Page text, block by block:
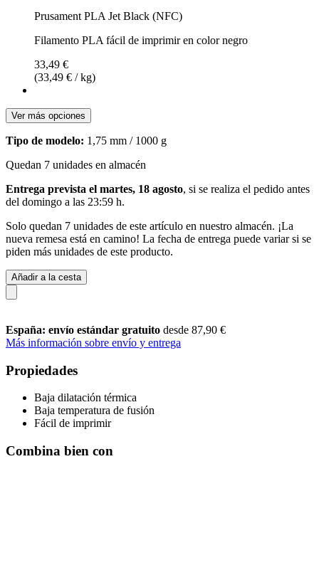
Prusament PLA Jet Black (NFC)
Filamento PLA fácil de imprimir en color negro
33,49 €
(33,49 € / kg)
Ver más opciones
Tipo de modelo: 1,75 mm / 1000 g
Quedan 7 unidades en almacén
Entrega prevista el martes, 18 agosto, si se realiza el pedido antes
del domingo a las 23:59 h.
Solo quedan 7 unidades de este artículo en nuestro almacén. ¡La
nueva remesa está en camino! La fecha de entrega puede variar si se
piden más unidades de este producto.
Añadir a la cesta
España: envío estándar gratuito desde 87,90 €
Más información sobre envío y entrega
Propiedades
Baja dilatación térmica
Baja temperatura de fusión
Fácil de imprimir
Combina bien con